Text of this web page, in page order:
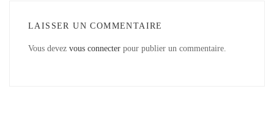
LAISSER UN COMMENTAIRE
Vous devez vous connecter pour publier un commentaire.